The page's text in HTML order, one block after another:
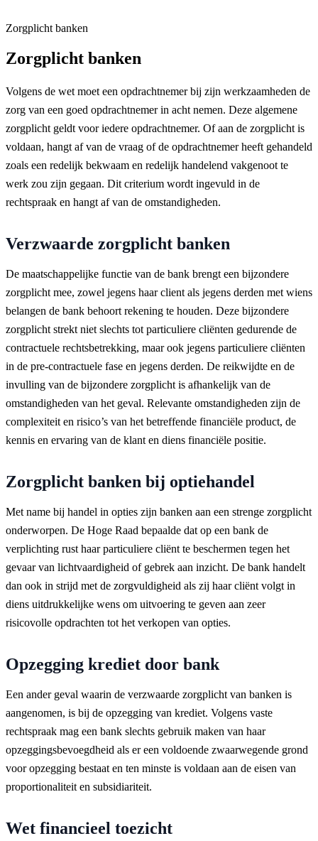
Zorgplicht banken
Zorgplicht banken
Volgens de wet moet een opdrachtnemer bij zijn werkzaamheden de
zorg van een goed opdrachtnemer in acht nemen. Deze algemene
zorgplicht geldt voor iedere opdrachtnemer. Of aan de zorgplicht is
voldaan, hangt af van de vraag of de opdrachtnemer heeft gehandeld
zoals een redelijk bekwaam en redelijk handelend vakgenoot te
werk zou zijn gegaan. Dit criterium wordt ingevuld in de
rechtspraak en hangt af van de omstandigheden.
Verzwaarde zorgplicht banken
De maatschappelijke functie van de bank brengt een bijzondere
zorgplicht mee, zowel jegens haar client als jegens derden met wiens
belangen de bank behoort rekening te houden. Deze bijzondere
zorgplicht strekt niet slechts tot particuliere cliënten gedurende de
contractuele rechtsbetrekking, maar ook jegens particuliere cliënten
in de pre-contractuele fase en jegens derden. De reikwijdte en de
invulling van de bijzondere zorgplicht is afhankelijk van de
omstandigheden van het geval. Relevante omstandigheden zijn de
complexiteit en risico’s van het betreffende financiële product, de
kennis en ervaring van de klant en diens financiële positie.
Zorgplicht banken bij optiehandel
Met name bij handel in opties zijn banken aan een strenge zorgplicht
onderworpen. De Hoge Raad bepaalde dat op een bank de
verplichting rust haar particuliere cliënt te beschermen tegen het
gevaar van lichtvaardigheid of gebrek aan inzicht. De bank handelt
dan ook in strijd met de zorgvuldigheid als zij haar cliënt volgt in
diens uitdrukkelijke wens om uitvoering te geven aan zeer
risicovolle opdrachten tot het verkopen van opties.
Opzegging krediet door bank
Een ander geval waarin de verzwaarde zorgplicht van banken is
aangenomen, is bij de opzegging van krediet. Volgens vaste
rechtspraak mag een bank slechts gebruik maken van haar
opzeggingsbevoegdheid als er een voldoende zwaarwegende grond
voor opzegging bestaat en ten minste is voldaan aan de eisen van
proportionaliteit en subsidiariteit.
Wet financieel toezicht